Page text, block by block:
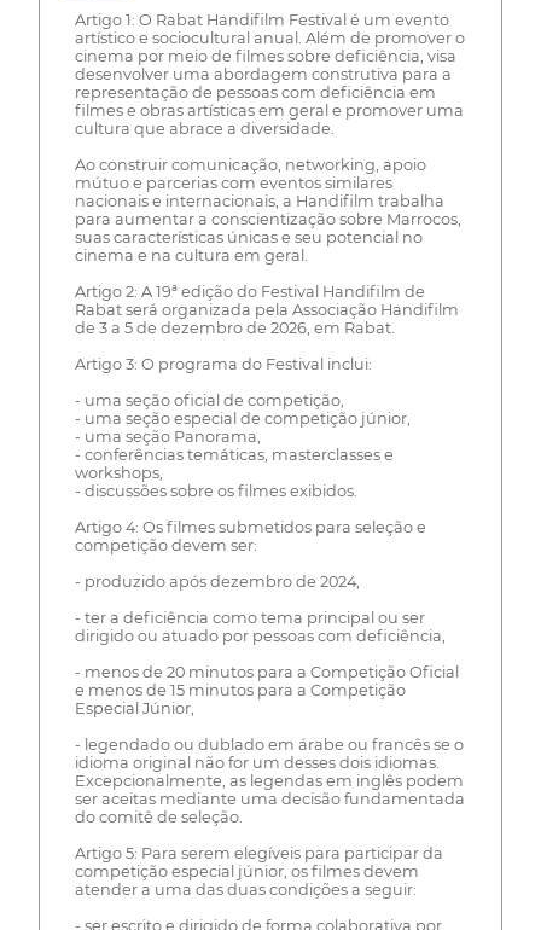
Artigo 1: O Rabat Handifilm Festival é um evento
artístico e sociocultural anual. Além de promover o
cinema por meio de filmes sobre deficiência, visa
desenvolver uma abordagem construtiva para a
representação de pessoas com deficiência em
filmes e obras artísticas em geral e promover uma
cultura que abrace a diversidade.
Ao construir comunicação, networking, apoio
mútuo e parcerias com eventos similares
nacionais e internacionais, a Handifilm trabalha
para aumentar a conscientização sobre Marrocos,
suas características únicas e seu potencial no
cinema e na cultura em geral.
Artigo 2: A 19ª edição do Festival Handifilm de
Rabat será organizada pela Associação Handifilm
de 3 a 5 de dezembro de 2026, em Rabat.
Artigo 3: O programa do Festival inclui:
- uma seção oficial de competição,
- uma seção especial de competição júnior,
- uma seção Panorama,
- conferências temáticas, masterclasses e
workshops,
- discussões sobre os filmes exibidos.
Artigo 4: Os filmes submetidos para seleção e
competição devem ser:
- produzido após dezembro de 2024,
- ter a deficiência como tema principal ou ser
dirigido ou atuado por pessoas com deficiência,
- menos de 20 minutos para a Competição Oficial
e menos de 15 minutos para a Competição
Especial Júnior,
- legendado ou dublado em árabe ou francês se o
idioma original não for um desses dois idiomas.
Excepcionalmente, as legendas em inglês podem
ser aceitas mediante uma decisão fundamentada
do comitê de seleção.
Artigo 5: Para serem elegíveis para participar da
competição especial júnior, os filmes devem
atender a uma das duas condições a seguir:
- ser escrito e dirigido de forma colaborativa por